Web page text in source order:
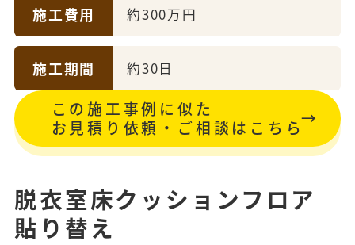
施工費用 約300万円
施工期間 約30日
この施工事例に似た
お見積り依頼・ご相談はこちら
脱衣室床クッションフロア
貼り替え